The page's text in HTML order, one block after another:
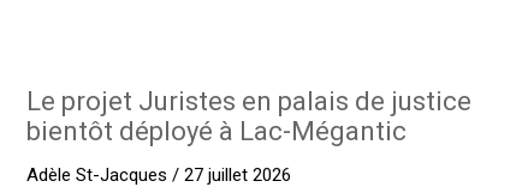
Le projet Juristes en palais de justice
bientôt déployé à Lac-Mégantic
Adèle St-Jacques / 27 juillet 2026